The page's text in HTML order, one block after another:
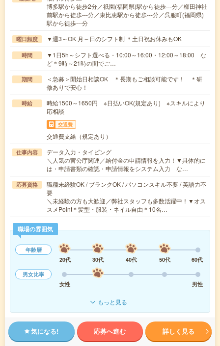
博多駅から徒歩2分／祇園(福岡県)駅から徒歩---分／櫛田神社
前駅から徒歩---分／東比恵駅から徒歩---分／呉服町(福岡県)
駅から徒歩---分
曜日頻度 ▼週3～OK 月～日のシフト制 ＊土日祝お休みもOK
時間
▼1日5h～シフト選べる・10:00～16:00・12:00～18:00 な
ど＊9時～21時の間でご…
期間
＜急募＞開始日相談OK ＊長期もご相談可能です！ ＊研
修ありで安心！
時給
時給1500～1650円 ※日払いOK(規定あり) ※スキルにより
応相談
交通費
交通費支給（規定あり）
仕事内容
データ入力・タイピング
＼人気の官公庁関連／給付金の申請情報を入力！▼具体的に
は・申請書類の確認・申請情報をシステム入力 な…
応募資格
職種未経験OK / ブランクOK / パソコンスキル不要 / 英語力不
要
＼未経験の方も大歓迎／弊社スタッフも多数活躍中！▼オス
スメPoint＊髪型・服装・ネイル自由＊10名…
職場の雰囲気
年齢層
20代
30代 40代 50代
60代
男女比率
女性
男性
もっと見る
気になる! 応募へ進む 詳しく見る